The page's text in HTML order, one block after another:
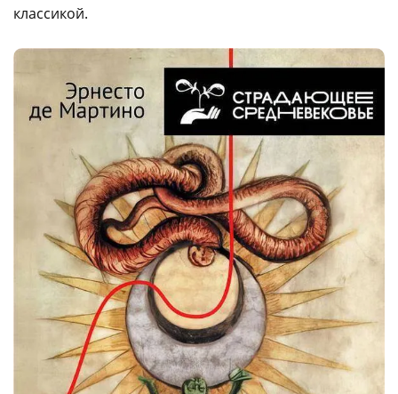
классикой.